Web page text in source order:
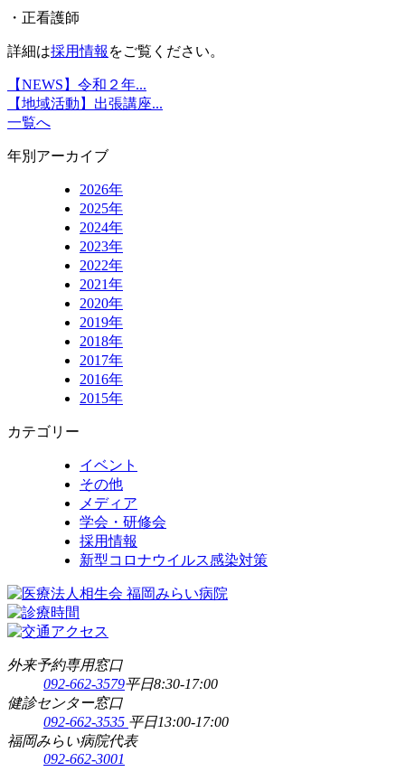
・正看護師
詳細は採用情報 をご覧ください。
【NEWS】令和２年...
【地域活動】出張講座...
一覧へ
年別アーカイブ
2026年
2025年
2024年
2023年
2022年
2021年
2020年
2019年
2018年
2017年
2016年
2015年
カテゴリー
イベント
その他
メディア
学会・研修会
採用情報
新型コロナウイルス感染対策
外来予約専用窓口
092-662-3579平日8:30-17:00
健診センター窓口
092-662-3535 平日13:00-17:00
福岡みらい病院代表
092-662-3001